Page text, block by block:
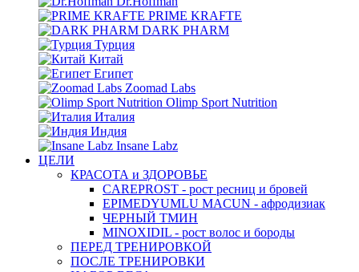
PRIME KRAFTE
DARK PHARM
Турция
Китай
Египет
Zoomad Labs
Olimp Sport Nutrition
Италия
Индия
Insane Labz
ЦЕЛИ
КРАСОТА и ЗДОРОВЬЕ
CAREPROST - рост ресниц и бровей
EPIMEDYUMLU MACUN - афродизиак
ЧЕРНЫЙ ТМИН
MINOXIDIL - рост волос и бороды
ПЕРЕД ТРЕНИРОВКОЙ
ПОСЛЕ ТРЕНИРОВКИ